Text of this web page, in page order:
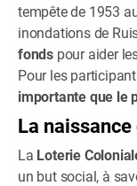
tempête de 1953
inondations de
fonds pour aider
Pour les
importante que le
La
La Loterie
un but social, à